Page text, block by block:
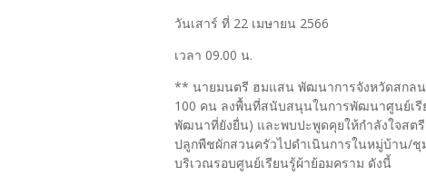
วันเสาร์ ที่ 22 เมษายน 2566
เวลา 09.00 น.
** นายมนตรี ฮมแสน พัฒนาการจังหวัดสกล
100 คน ลงพื้นที่สนับสนุนในการพัฒนาศูนย์เรี
พัฒนาที่ยังยื่น) และพบปะพูดคุยให้กำลังใจสต
ปลูกพืชผักสวนครัวไปดำเนินการในหมู่บ้าน/
บริเวณรอบศูนย์เรียนรู้ผ้าย้อมคราม ดังนี้